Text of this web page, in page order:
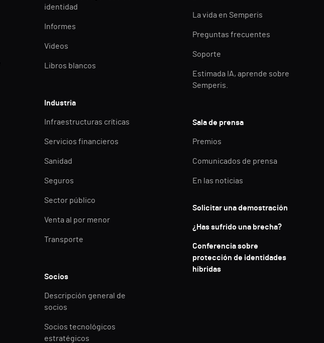
identidad
Informes
Videos
Libros blancos
Industria
Infraestructuras críticas
Servicios financieros
Sanidad
Seguros
Sector público
Venta al por menor
Transporte
Socios
Descripción general de
socios
Socios tecnológicos
estratégicos
La vida en Semperis
Preguntas frecuentes
Soporte
Estimada IA, aprende sobre
Semperis.
Sala de prensa
Premios
Comunicados de prensa
En las noticias
Solicitar una demostración
¿Has sufrido una brecha?
Conferencia sobre
protección de identidades
híbridas